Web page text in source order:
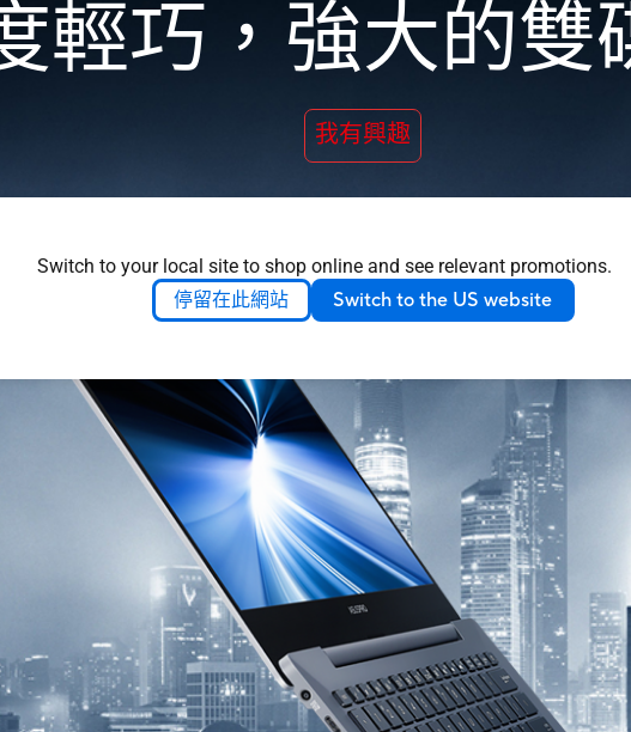
Switch to your local site to shop online and see relevant promotions.
停留在此網站 Switch to the US website
輕巧，強大的雙
我有興趣